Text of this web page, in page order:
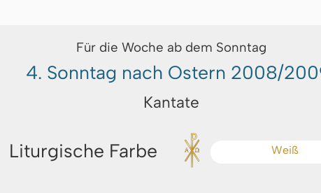
Für die Woche ab dem Sonntag
4. Sonntag nach Ostern 2008/
Kantate
Liturgische Farbe Weiß